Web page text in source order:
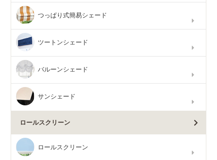
つっぱり式簡易シェード
ツートンシェード
バルーンシェード
サンシェード
ロールスクリーン
ロールスクリーン